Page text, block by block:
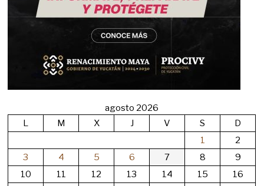
agosto 2026
L
M X J V S
D
1
2
3
4 5 6 7 8
9
10
11 12 13 14 15 16